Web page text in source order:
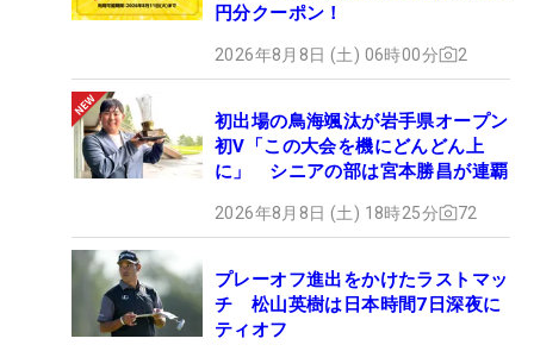
円分クーポン！
2026年8月8日 (土) 06時00分 2
初出場の鳥海颯汰が岩手県オープン
初V「この大会を機にどんどん上
に」 シニアの部は宮本勝昌が連覇
2026年8月8日 (土) 18時25分 72
プレーオフ進出をかけたラストマッ
チ 松山英樹は日本時間7日深夜に
ティオフ